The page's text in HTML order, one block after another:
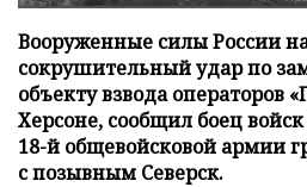
Вооруженные силы России
сокрушительный удар по
объекту взвода операторов
Херсоне, сообщил боец
18-й общевойсковой армии
с позывным Северск.